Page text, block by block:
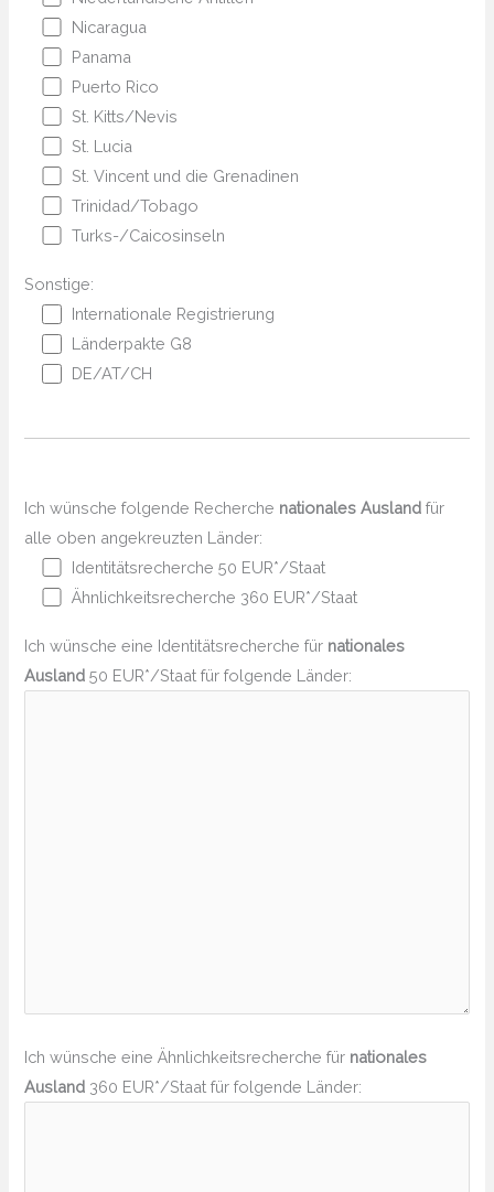
Nicaragua
Panama
Puerto Rico
St. Kitts/Nevis
St. Lucia
St. Vincent und die Grenadinen
Trinidad/Tobago
Turks-/Caicosinseln
Sonstige:
Internationale Registrierung
Länderpakte G8
DE/AT/CH
Ich wünsche folgende Recherche nationales Ausland für
alle oben angekreuzten Länder:
Identitätsrecherche 50 EUR*/Staat
Ähnlichkeitsrecherche 360 EUR*/Staat
Ich wünsche eine Identitätsrecherche für nationales
Ausland 50 EUR*/Staat für folgende Länder:
Ich wünsche eine Ähnlichkeitsrecherche für nationales
Ausland 360 EUR*/Staat für folgende Länder: